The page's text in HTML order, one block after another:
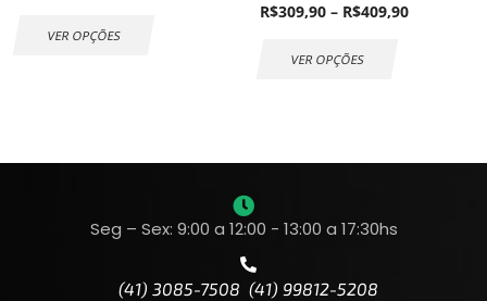
VER OPÇÕES
R$309,90 – R$409,90
VER OPÇÕES
Seg – Sex: 9:00 a 12:00 - 13:00 a 17:30hs
(41) 3085-7508 (41) 99812-5208